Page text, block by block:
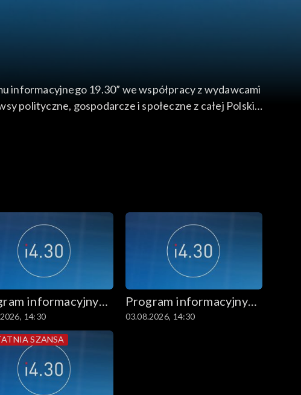
informacyjnego 19.30” we współpracy z wydawcami
polityczne, gospodarcze i społeczne z całej Polski.
informacyjny
14:30
Program informacyjny
14.30
03.08.2026, 14:30
SZANSA